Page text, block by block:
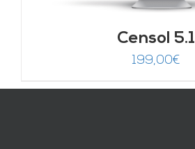
Censol 5.1
199,00€